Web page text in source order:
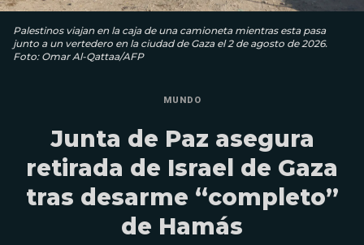
Palestinos viajan en la caja de una camioneta mientras esta pasa
junto a un vertedero en la ciudad de Gaza el 2 de agosto de 2026.
Foto: Omar Al-Qattaa/AFP
MUNDO
Junta de Paz asegura
retirada de Israel de Gaza
tras desarme “completo”
de Hamás